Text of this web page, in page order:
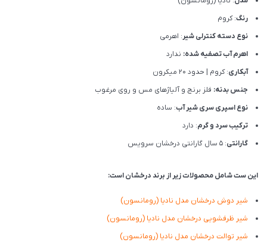
رنگ: کروم
نوع دسته کنترلی شیر: اهرمی
اهرم آب تصفیه شده: ندارد
آبکاری: کروم | حدود 20 میکرون
جنس بدنه: فلز برنج و آلیاژهای مس و روی مرغوب
نوع اسپری سری شیر آب: ساده
ترکیب سرد و گرم: دارد
گارانتی: 5 سال گارانتی درخشان سرویس
این ست شامل محصولات زیر از برند درخشان است:
شیر دوش درخشان مدل نادیا (رومانسون)
شیر ظرفشویی درخشان مدل نادیا (رومانسون)
شیر توالت درخشان مدل نادیا (رومانسون)